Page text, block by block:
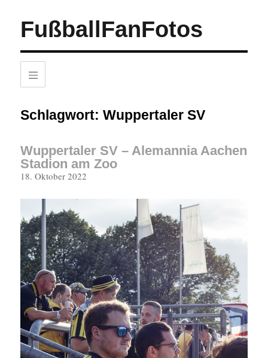
FußballFanFotos
Schlagwort:Wuppertaler SV
Wuppertaler SV – Alemannia Aachen
Stadion am Zoo
Veröffentlicht
18. Oktober 2022